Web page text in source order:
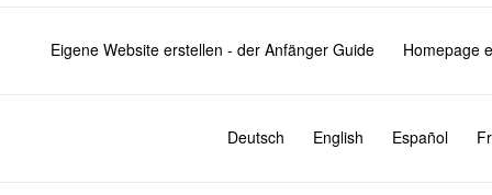
Eigene Website erstellen - der Anfänger Guide Homepage
Deutsch English Español